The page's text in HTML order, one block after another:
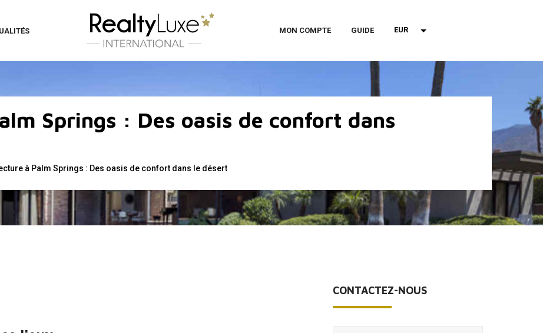
MON COMPTE GUIDE EUR
Springs : Des oasis de confort dans
à Palm Springs : Des oasis de confort dans le désert
CONTACTEZ-NOUS